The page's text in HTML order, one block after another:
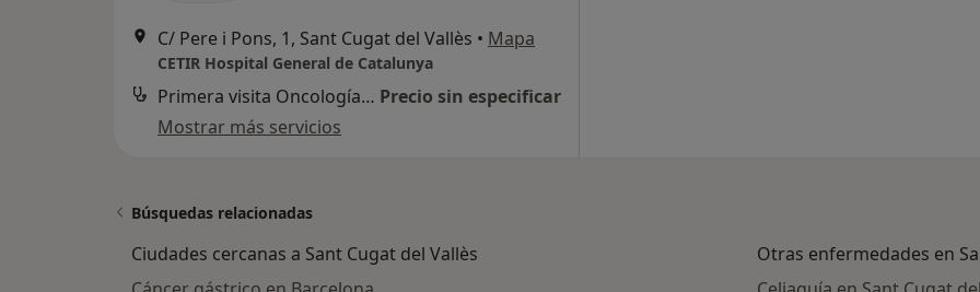
C/ Pere i Pons, 1, Sant Cugat del Vallès • Mapa
CETIR Hospital General de Catalunya
Primera visita Oncología Médica Precio sin especificar
Mostrar más servicios
Búsquedas relacionadas
Ciudades cercanas a Sant Cugat del Vallès
Otras enfermedades en